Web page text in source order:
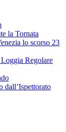
la Tornata
lo scorso 23
Regolare
dall’Ispettorato